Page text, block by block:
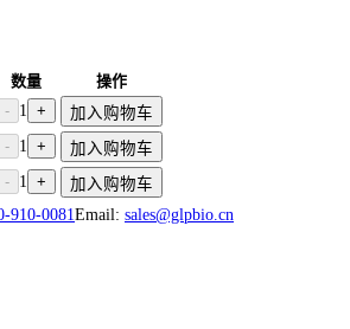
数量
操作
- 1 +
加入购物车
- 1 +
加入购物车
- 1 +
加入购物车
910-0081 Email: sales@glpbio.cn